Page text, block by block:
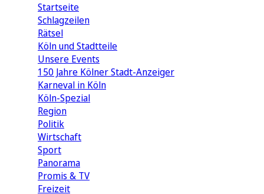
Startseite
Schlagzeilen
Rätsel
Köln und Stadtteile
Unsere Events
150 Jahre Kölner Stadt-Anzeiger
Karneval in Köln
Köln-Spezial
Region
Politik
Wirtschaft
Sport
Panorama
Promis & TV
Freizeit